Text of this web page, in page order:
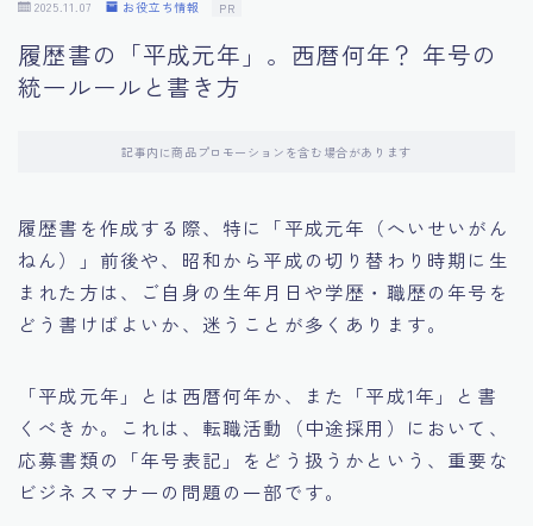
11.キャリアアップを目指す人の応募書類
14.デジタル化やAIの進化がもたらす影響
2025.11.07 お役立ち情報 PR
履歴書の「平成元年」。西暦何年？ 年号の
統一ルールと書き方
記事内に商品プロモーションを含む場合があります
履歴書を作成する際、特に「平成元年（へいせいがん
ねん）」前後や、昭和から平成の切り替わり時期に生
まれた方は、ご自身の生年月日や学歴・職歴の年号を
どう書けばよいか、迷うことが多くあります。
「平成元年」とは西暦何年か、また「平成1年」と書
くべきか。これは、転職活動（中途採用）において、
応募書類の「年号表記」をどう扱うかという、重要な
ビジネスマナーの問題の一部です。